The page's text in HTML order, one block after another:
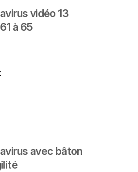
vidéo 13
à 65
avec bâton